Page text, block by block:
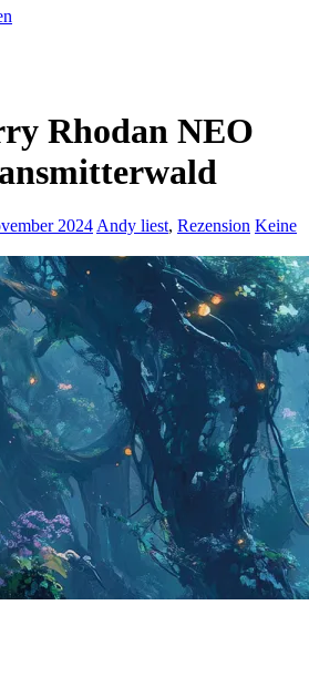
Rhodan NEO
2024 Andy liest, Rezension Keine